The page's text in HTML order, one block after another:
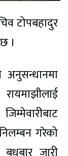
टोपबहादुर
।
अनुसन्धानमा
गरेको